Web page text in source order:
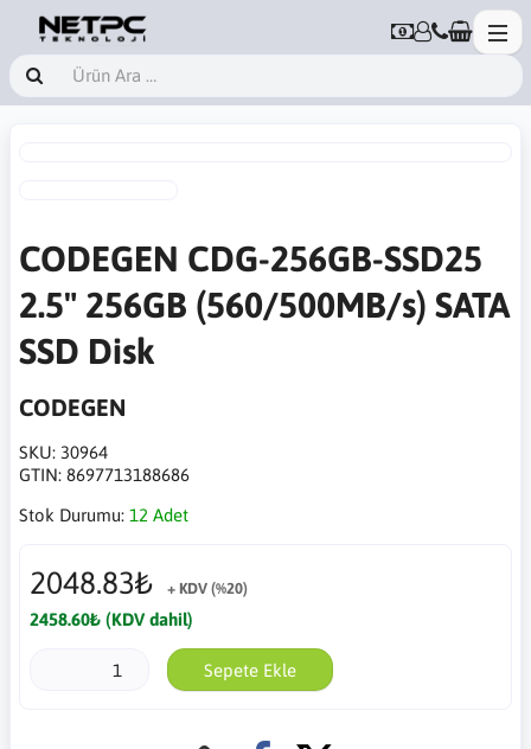
CODEGEN CDG-256GB-SSD25
2.5" 256GB (560/500MB/s) SATA
SSD Disk
CODEGEN
SKU: 30964
GTIN: 8697713188686
Stok Durumu: 12 Adet
2048.83₺ + KDV (%20)
2458.60₺ (KDV dahil)
Sepete Ekle